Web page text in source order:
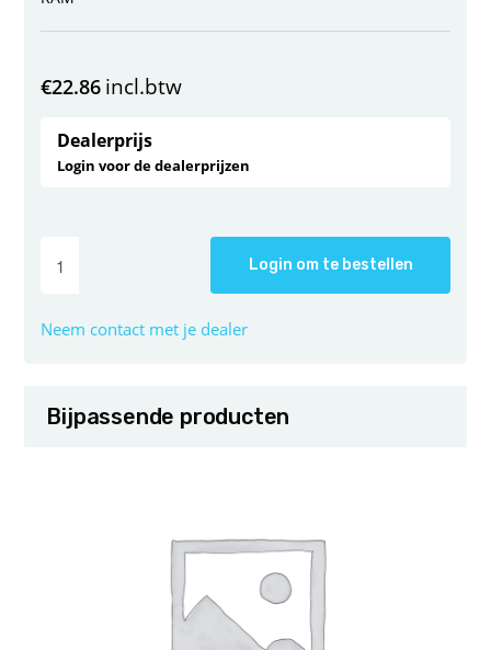
€22.86 incl.btw
Dealerprijs
Login voor de dealerprijzen
Login om te bestellen
Neem contact met je dealer
Bijpassende producten